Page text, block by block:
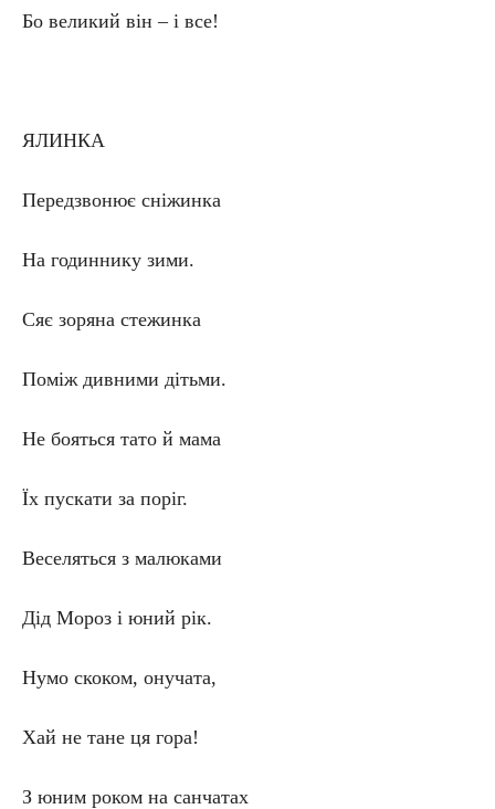
Бо великий він – і все!
ЯЛИНКА
Передзвонює сніжинка
На годиннику зими.
Сяє зоряна стежинка
Поміж дивними дітьми.
Не бояться тато й мама
Їх пускати за поріг.
Веселяться з малюками
Дід Мороз і юний рік.
Нумо скоком, онучата,
Хай не тане ця гора!
З юним роком на санчатах